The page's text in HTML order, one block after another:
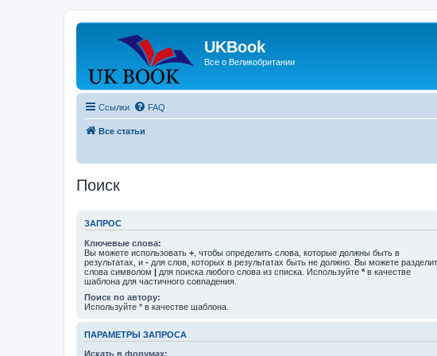
UKBook
Все о Великобритании
Ссылки FAQ
Все статьи
Поиск
ЗАПРОС
Ключевые слова:
Вы можете использовать + , чтобы определить слова, которые должны быть в
результатах, и - для слов, которых в результатах быть не должно. Вы можете
слова символом | для поиска любого слова из списка. Используйте * в качестве
шаблона для частичного совпадения.
Поиск по автору:
Используйте * в качестве шаблона.
ПАРАМЕТРЫ ЗАПРОСА
Искать в форумах: